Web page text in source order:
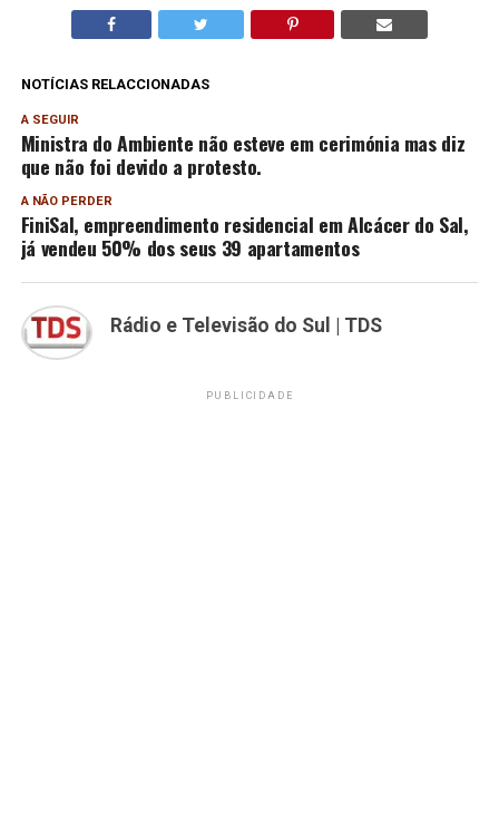
NOTÍCIAS RELACCIONADAS
A SEGUIR
Ministra do Ambiente não esteve em cerimónia mas diz
que não foi devido a protesto.
A NÃO PERDER
FiniSal, empreendimento residencial em Alcácer do Sal,
já vendeu 50% dos seus 39 apartamentos
Rádio e Televisão do Sul | TDS
PUBLICIDADE